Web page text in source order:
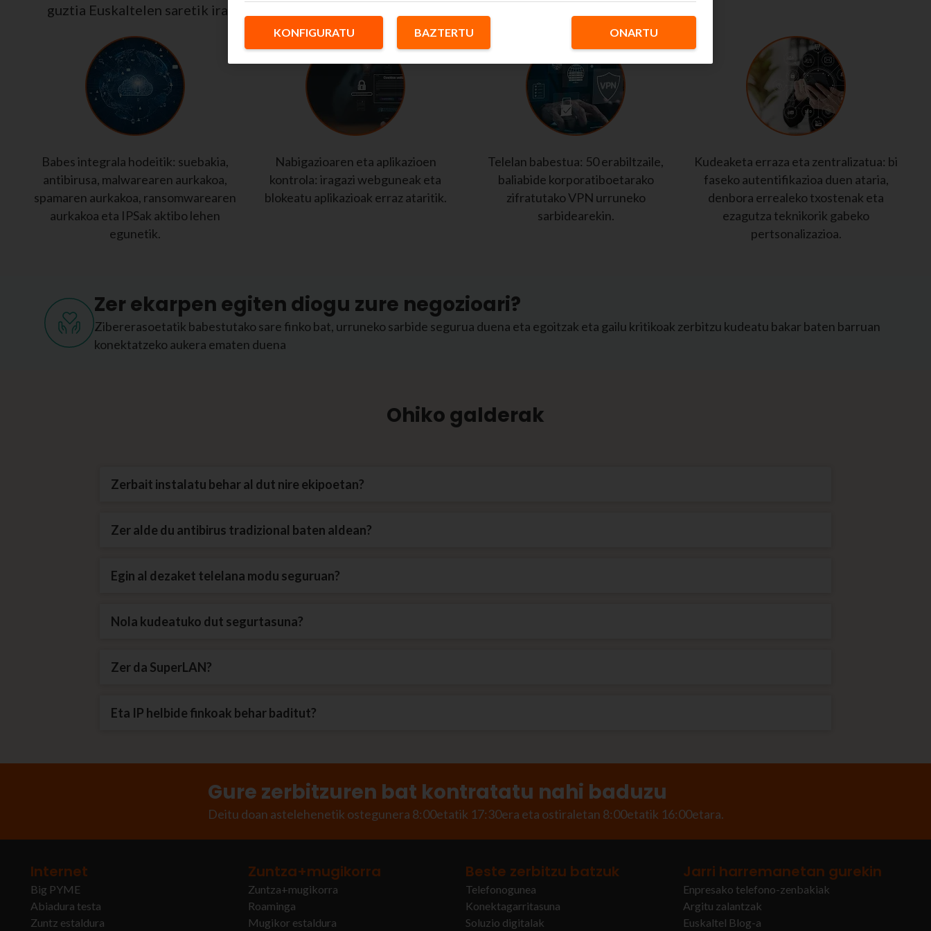
guztia Euskaltelen saretik iragazten du, eta suebakia, antibirusa eta malwarearen aurkako babesa ditu.
Babes integrala hodeitik: suebakia,
antibirusa, malwarearen aurkakoa,
spamaren aurkakoa, ransomwarearen
aurkakoa eta IPSak aktibo lehen
egunetik.
Nabigazioaren eta aplikazioen
kontrola: iragazi webguneak eta
blokeatu aplikazioak erraz ataritik.
Telelan babestua: 50 erabiltzaile,
baliabide korporatiboetarako
zifratutako VPN urruneko
sarbidearekin.
Kudeaketa erraza eta zentralizatua: bi
faseko autentifikazioa duen ataria,
denbora errealeko txostenak eta
ezagutza teknikorik gabeko
pertsonalizazioa.
Zer ekarpen egiten diogu zure negozioari?
Zibererasoetatik babestutako sare finko bat, urruneko sarbide segurua duena eta egoitzak eta gailu kritikoak zerbitzu kudeatu bakar baten barruan
konektatzeko aukera ematen duena
Ohiko galderak
Zerbait instalatu behar al dut nire ekipoetan?
Zer alde du antibirus tradizional baten aldean?
Egin al dezaket telelana modu seguruan?
Nola kudeatuko dut segurtasuna?
Zer da SuperLAN?
Eta IP helbide finkoak behar baditut?
Gure zerbitzuren bat kontratatu nahi baduzu
Deitu doan astelehenetik ostegunera 8:00etatik 17:30era eta ostiraletan 8:00etatik 16:00etara.
Internet
Big PYME
Abiadura testa
Zuntz estaldura
Zuntza+mugikorra
Zuntza+mugikorra
Roaminga
Mugikor estaldura
Beste zerbitzu batzuk
Telefonogunea
Konektagarritasuna
Soluzio digitalak
Jarri harremanetan gurekin
Enpresako telefono-zenbakiak
Argitu zalantzak
Euskaltel Blog-a
KONFIGURATU BAZTERTU ONARTU